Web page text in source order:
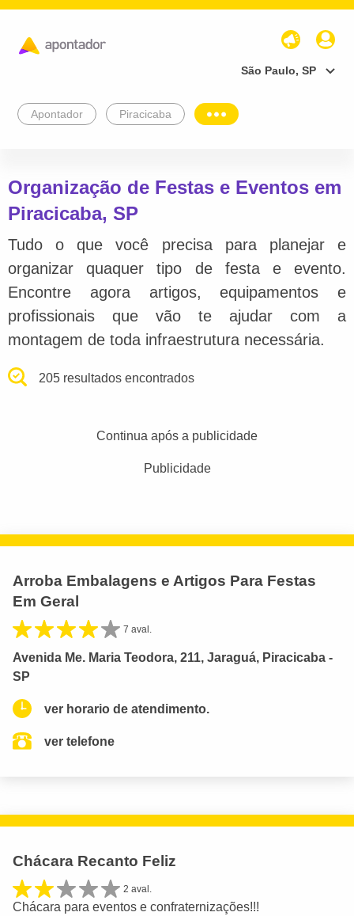
São Paulo, SP
Apontador Piracicaba
Organização de Festas e Eventos em
Piracicaba, SP
Tudo o que você precisa para planejar e
organizar quaquer tipo de festa e evento.
Encontre agora artigos, equipamentos e
profissionais que vão te ajudar com a
montagem de toda infraestrutura necessária.
205 resultados encontrados
Continua após a publicidade
Publicidade
Arroba Embalagens e Artigos Para Festas
Em Geral
7 aval.
Avenida Me. Maria Teodora, 211, Jaraguá, Piracicaba -
SP
ver horario de atendimento.
ver telefone
Chácara Recanto Feliz
2 aval.
Chácara para eventos e confraternizações!!!